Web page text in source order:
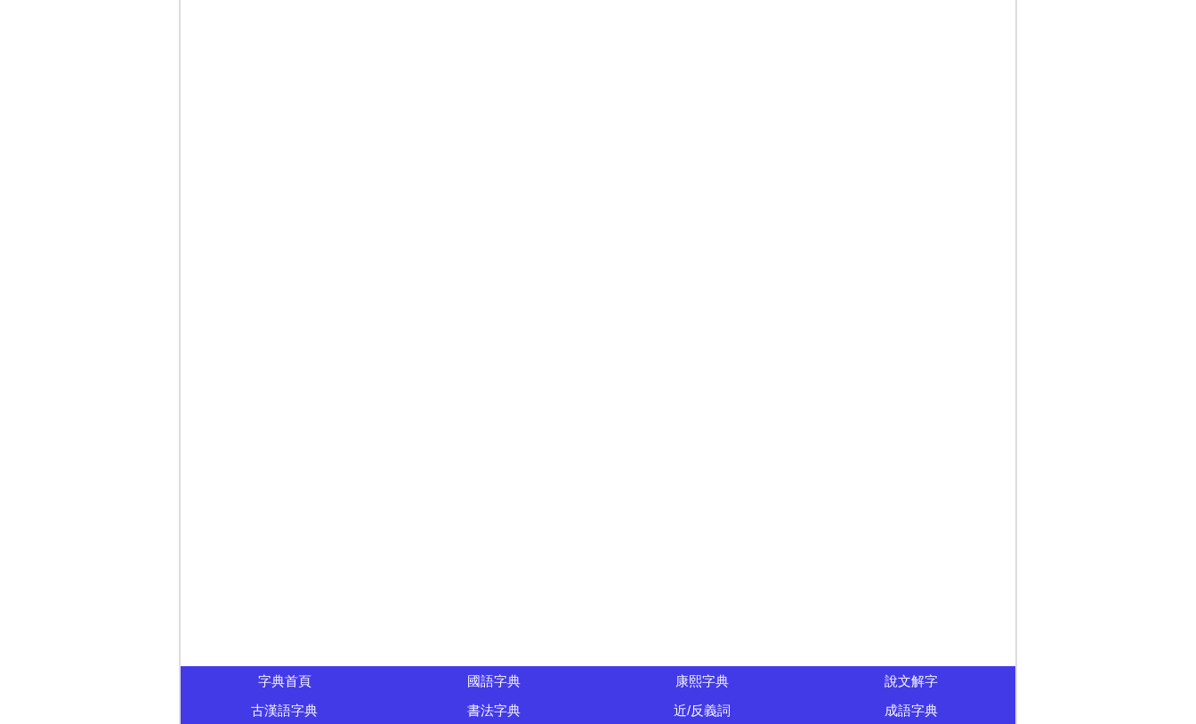
字典首頁 國語字典 康熙字典
說文解字
古漢語字典
書法字典 近/反義詞 成語字典